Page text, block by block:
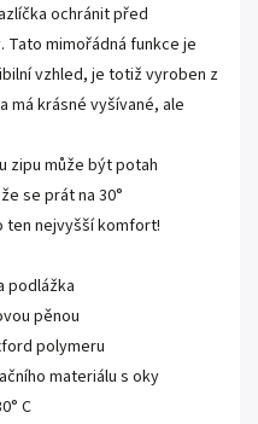
ochránit před
Tato mimořádná funkce je
vzhled, je totiž vyroben z
má krásné vyšívané, ale
zipu může být potah
se prát na 30°
ten nejvyšší komfort!
podlážka
pěnou
polymeru
materiálu s oky
C